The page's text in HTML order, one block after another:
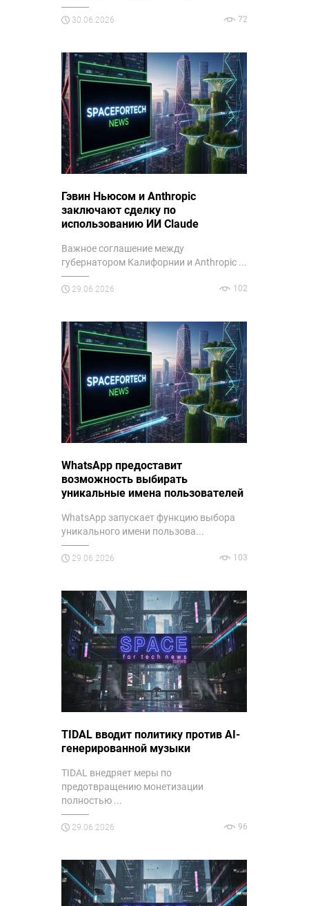
30.06.2026 72
Гэвин Ньюсом и Anthropic
заключают сделку по
использованию ИИ Claude
Важное соглашение между
губернатором Калифорнии и Anthropic ...
29.06.2026 102
WhatsApp предоставит
возможность выбирать
уникальные имена пользователей
WhatsApp запускает функцию выбора
уникального имени пользова...
29.06.2026 103
TIDAL вводит политику против AI-
генерированной музыки
TIDAL внедряет меры по
предотвращению монетизации
полностью ...
29.06.2026 96